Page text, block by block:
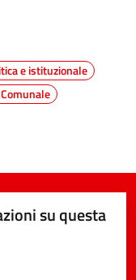
e istituzionale
su questa